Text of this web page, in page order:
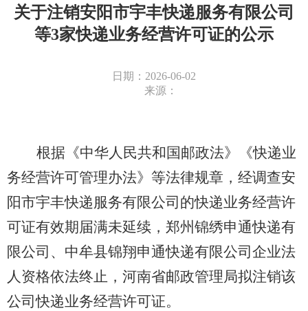
关于注销安阳市宇丰快递服务有限公司
等3家快递业务经营许可证的公示
日期：2026-06-02
来源：
根据《中华人民共和国邮政法》《快递业
务经营许可管理办法》等法律规章，经调查安
阳市宇丰快递服务有限公司的快递业务经营许
可证有效期届满未延续，郑州锦绣申通快递有
限公司、中牟县锦翔申通快递有限公司企业法
人资格依法终止，河南省邮政管理局拟注销该
公司快递业务经营许可证。